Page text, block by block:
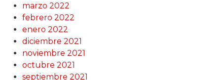
marzo 2022
febrero 2022
enero 2022
diciembre 2021
noviembre 2021
octubre 2021
septiembre 2021